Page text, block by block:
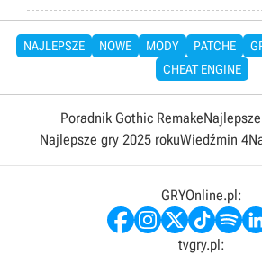
NAJLEPSZE NOWE MODY PATCHE
CHEAT ENGINE
Poradnik Gothic Remake
Najlepsze gry 2025 rokuWiedźmin 4
GRYOnline.pl:
tvgry.pl: